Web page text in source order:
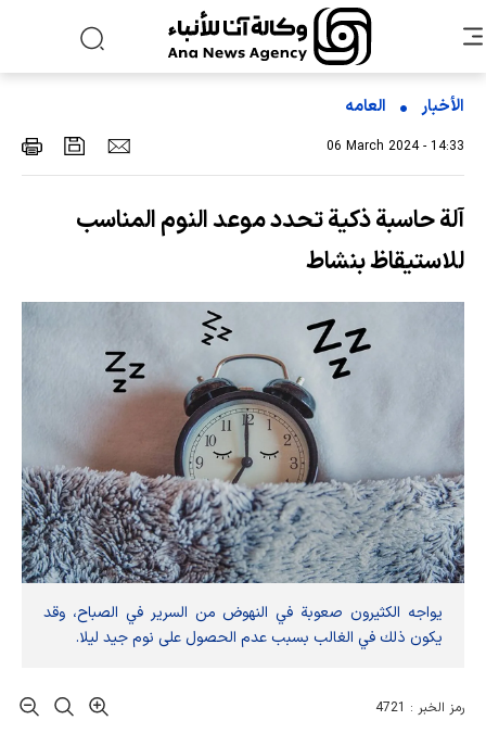
الأخبار العامه
06 March 2024 - 14:33
آلة حاسبة ذكية تحدد موعد النوم المناسب
للاستيقاظ بنشاط
يواجه الكثيرون صعوبة في النهوض من السرير في الصباح، وقد
يكون ذلك في الغالب بسبب عدم الحصول على نوم جيد ليلا.
رمز الخبر : 4721